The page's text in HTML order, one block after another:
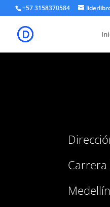
+57 3158370584
Medellín